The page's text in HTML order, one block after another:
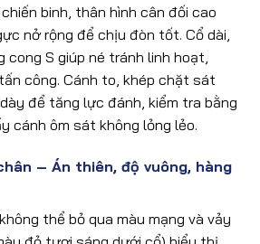
binh, thân hình cân đối cao
nở rộng để chịu đòn tốt. Cổ dài,
cong S giúp né tránh linh hoạt,
công. Cánh to, khép chặt sát
để tăng lực đánh, kiểm tra bằng
cánh ôm sát không lỏng lẻo.
– Án thiên, độ vuông, hàng
không thể bỏ qua màu mạng và vảy